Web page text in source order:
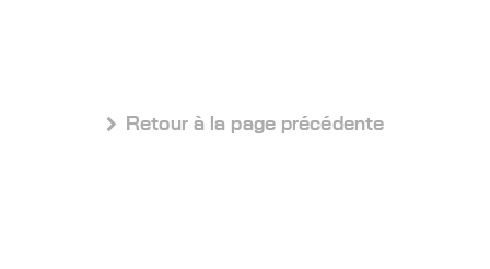
 Retour à la page précédente